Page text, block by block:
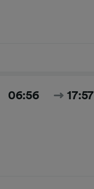
06:56 17:57